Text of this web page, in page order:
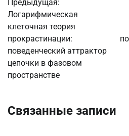
по
записям
Предыдущая:
Логарифмическая
клеточная теория
прокрастинации:
поведенческий аттрактор
цепочки в фазовом
пространстве
Связанные записи